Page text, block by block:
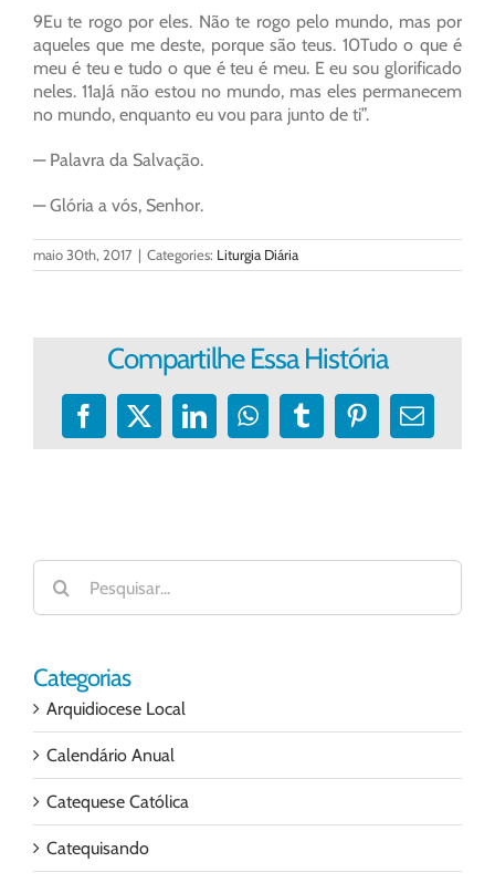
9Eu te rogo por eles. Não te rogo pelo mundo, mas por
aqueles que me deste, porque são teus. 10Tudo o que é
meu é teu e tudo o que é teu é meu. E eu sou glorificado
neles. 11aJá não estou no mundo, mas eles permanecem
no mundo, enquanto eu vou para junto de ti”.
— Palavra da Salvação.
— Glória a vós, Senhor.
maio 30th, 2017 | Categories: Liturgia Diária
Compartilhe Essa História
Facebook
X LinkedInWhatsApp
TumblrPinterest
E-
Buscar
resultados
para:
Categorias
Arquidiocese Local
Calendário Anual
Catequese Católica
Catequisando